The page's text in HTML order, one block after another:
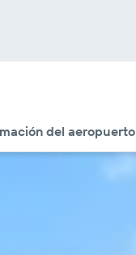
del aeropuerto